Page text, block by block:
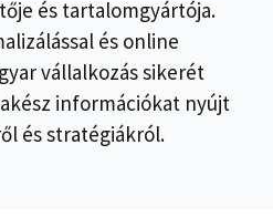
és tartalomgyártója.
és online
vállalkozás sikerét
információkat nyújt
és stratégiákról.